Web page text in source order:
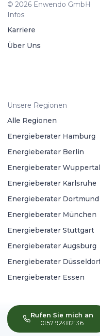
Rufen Sie mich an
0157 92482136
© 2026 Enwendo GmbH
Infos
Karriere
Über Uns
Unsere Regionen
Alle Regionen
Energieberater Hamburg
Energieberater Berlin
Energieberater Wuppertal
Energieberater Karlsruhe
Energieberater Dortmund
Energieberater München
Energieberater Stuttgart
Energieberater Augsburg
Energieberater
Energieberater Essen